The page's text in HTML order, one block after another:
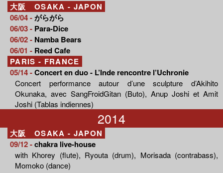
大阪 OSAKA - JAPON
06/04 -がらがら
06/03 - Para-Dice
06/02 - Namba Bears
06/01 - Reed Cafe
PARIS - FRANCE
05/14 -Concert en duo - L’Inde rencontre l’Uchronie
Concert performance autour d’une sculpture d’Akihito
Okunaka, avec SangFroidGitan (Buto), Anup Joshi et Amit
Joshi (Tablas indiennes)
2014
大阪 OSAKA - JAPON
09/12 -chakra live-house
with Khorey (flute), Ryouta (drum), Morisada (contrabass),
Momoko (dance)